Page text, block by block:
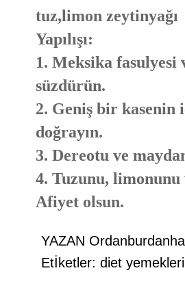
tuz,limon zeytinyağı
Yapılışı:
1. Meksika fasulyesi
süzdürün.
2. Geniş bir kasenin
doğrayın.
3. Dereotu ve
4. Tuzunu, limonunu
Afiyet olsun.
YAZAN
Etİketler: diet yemekleri